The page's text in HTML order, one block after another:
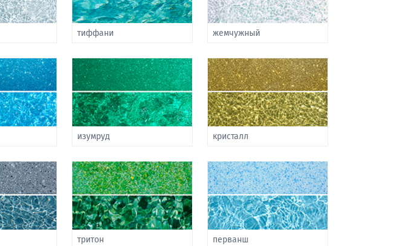
тиффани жемчужный
изумруд кристалл
тритон перванш